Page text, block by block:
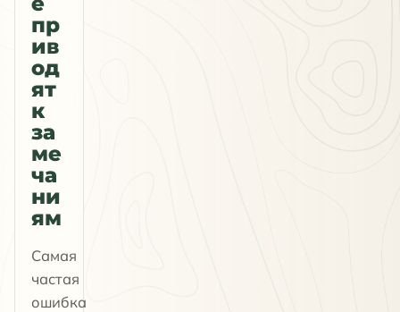
пр
ив
од
ят
к
за
ме
ча
ни
ям
Самая
частая
ошибка